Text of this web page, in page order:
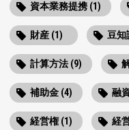
資本業務提携 (1)
財産 (1) 豆知
計算方法 (9)
補助金 (4) 融
経営権 (1) 経